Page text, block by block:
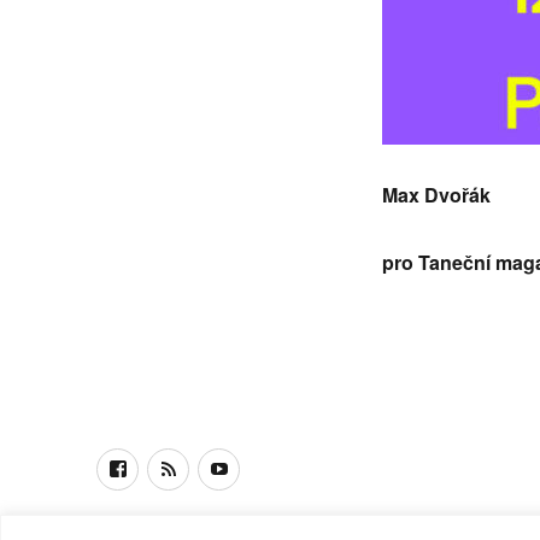
Max Dvořák
pro Taneční
Facebook
RSS Youtube